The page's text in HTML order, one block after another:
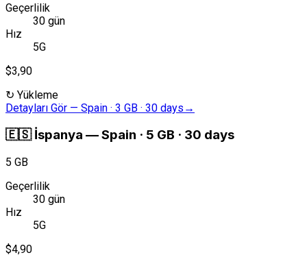
Geçerlilik
30 gün
Hız
5G
$3,90
↻ Yükleme
Detayları Gör — Spain · 3 GB · 30 days →
🇪🇸 İspanya —Spain · 5 GB · 30 days
5 GB
Geçerlilik
30 gün
Hız
5G
$4,90